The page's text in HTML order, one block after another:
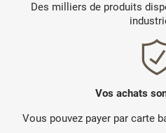
Des milliers de produits
Vos achats
Vous pouvez payer par carte